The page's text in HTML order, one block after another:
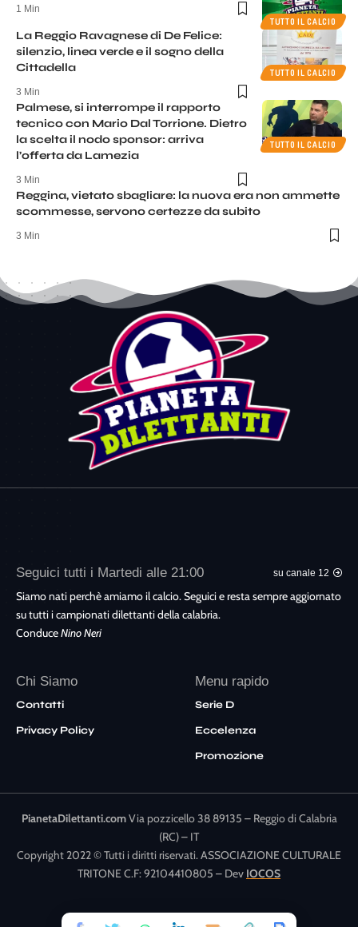
TUTTO IL CALCIO
1 Min
TUTTO IL CALCIO
La Reggio Ravagnese di De Felice:
silenzio, linea verde e il sogno della
Cittadella
3 Min
TUTTO IL CALCIO
Palmese, si interrompe il rapporto
tecnico con Mario Dal Torrione. Dietro
la scelta il nodo sponsor: arriva
l’offerta da Lamezia
3 Min
Reggina, vietato sbagliare: la nuova era non ammette
scommesse, servono certezze da subito
3 Min
Seguici tutti i Martedi alle 21:00 su canale 12
Siamo nati perchè amiamo il calcio. Seguici e resta sempre aggiornato
su tutti i campionati dilettanti della calabria.
ConduceNino Neri
Chi Siamo
Contatti
Privacy Policy
Menu rapido
Serie D
Eccelenza
Promozione
PianetaDilettanti.comVia pozzicello 38 89135 – Reggio di Calabria
(RC) – IT
Copyright 2022 © Tutti i diritti riservati. ASSOCIAZIONE CULTURALE
TRITONE C.F: 92104410805 – Dev IOCOS